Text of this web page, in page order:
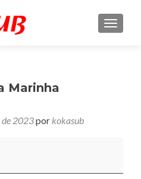
Marinha
de 2023por kokasub